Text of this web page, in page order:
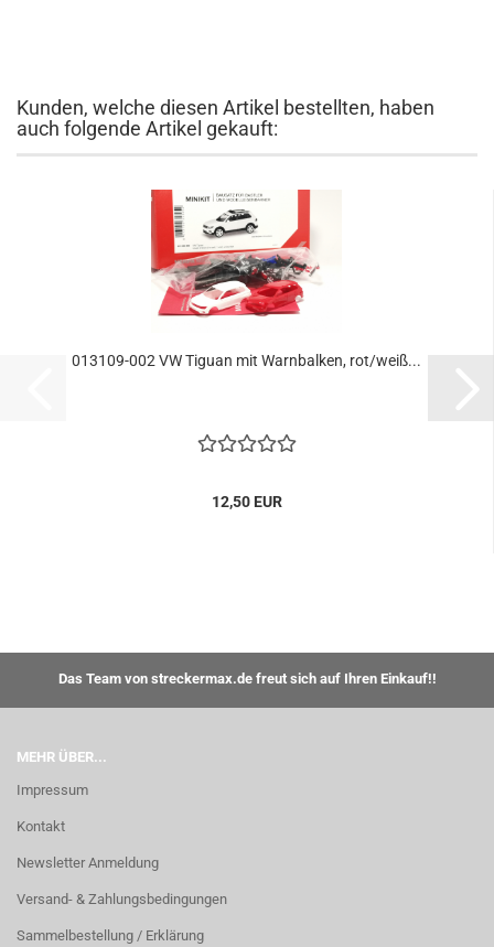
Kunden, welche diesen Artikel bestellten, haben
auch folgende Artikel gekauft:
013109-002 VW Tiguan mit Warnbalken, rot/weiß...
12,50 EUR
Das Team von streckermax.de freut sich auf Ihren Einkauf!!
MEHR ÜBER...
Impressum
Kontakt
Newsletter Anmeldung
Versand- & Zahlungsbedingungen
Sammelbestellung / Erklärung